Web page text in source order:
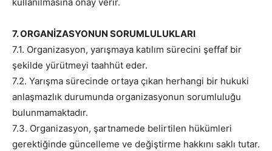
7. ORGANİZASYONUN SORUMLULUKLARI
7.1. Organizasyon, yarışmaya katılım sürecini şeffaf bir
şekilde yürütmeyi taahhüt eder.
7.2. Yarışma sürecinde ortaya çıkan herhangi bir hukuki
anlaşmazlık durumunda organizasyonun sorumluluğu
bulunmamaktadır.
7.3. Organizasyon, şartnamede belirtilen hükümleri
gerektiğinde güncelleme ve değiştirme hakkını saklı tutar.